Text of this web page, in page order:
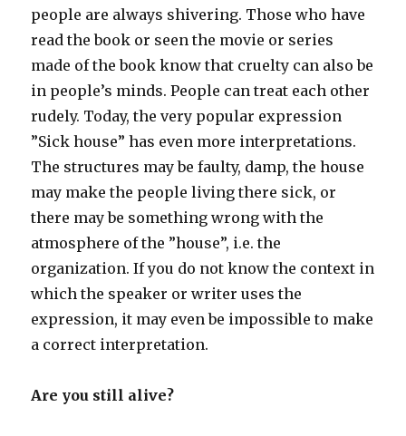
people are always shivering. Those who have
read the book or seen the movie or series
made of the book know that cruelty can also be
in people’s minds. People can treat each other
rudely. Today, the very popular expression
”Sick house” has even more interpretations.
The structures may be faulty, damp, the house
may make the people living there sick, or
there may be something wrong with the
atmosphere of the ”house”, i.e. the
organization. If you do not know the context in
which the speaker or writer uses the
expression, it may even be impossible to make
a correct interpretation.
Are you still alive?